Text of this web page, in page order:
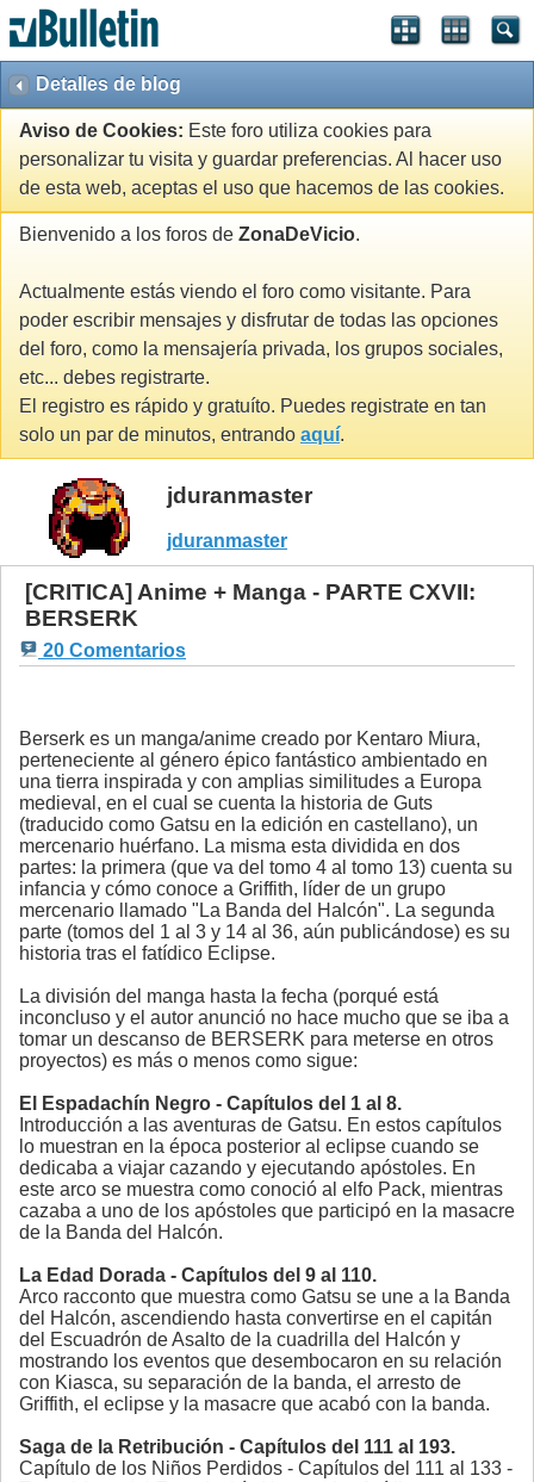
Detalles de blog
Aviso de Cookies: Este foro utiliza cookies para
personalizar tu visita y guardar preferencias. Al hacer uso
de esta web, aceptas el uso que hacemos de las cookies.
Bienvenido a los foros de ZonaDeVicio.
Actualmente estás viendo el foro como visitante. Para
poder escribir mensajes y disfrutar de todas las opciones
del foro, como la mensajería privada, los grupos sociales,
etc... debes registrarte.
El registro es rápido y gratuíto. Puedes registrate en tan
solo un par de minutos, entrando aquí.
jduranmaster
jduranmaster
[CRITICA] Anime + Manga - PARTE CXVII:
BERSERK
20 Comentarios
Berserk es un manga/anime creado por Kentaro Miura,
perteneciente al género épico fantástico ambientado en
una tierra inspirada y con amplias similitudes a Europa
medieval, en el cual se cuenta la historia de Guts
(traducido como Gatsu en la edición en castellano), un
mercenario huérfano. La misma esta dividida en dos
partes: la primera (que va del tomo 4 al tomo 13) cuenta su
infancia y cómo conoce a Griffith, líder de un grupo
mercenario llamado "La Banda del Halcón". La segunda
parte (tomos del 1 al 3 y 14 al 36, aún publicándose) es su
historia tras el fatídico Eclipse.
La división del manga hasta la fecha (porqué está
inconcluso y el autor anunció no hace mucho que se iba a
tomar un descanso de BERSERK para meterse en otros
proyectos) es más o menos como sigue:
El Espadachín Negro - Capítulos del 1 al 8.
Introducción a las aventuras de Gatsu. En estos capítulos
lo muestran en la época posterior al eclipse cuando se
dedicaba a viajar cazando y ejecutando apóstoles. En
este arco se muestra como conoció al elfo Pack, mientras
cazaba a uno de los apóstoles que participó en la masacre
de la Banda del Halcón.
La Edad Dorada - Capítulos del 9 al 110.
Arco racconto que muestra como Gatsu se une a la Banda
del Halcón, ascendiendo hasta convertirse en el capitán
del Escuadrón de Asalto de la cuadrilla del Halcón y
mostrando los eventos que desembocaron en su relación
con Kiasca, su separación de la banda, el arresto de
Griffith, el eclipse y la masacre que acabó con la banda.
Saga de la Retribución - Capítulos del 111 al 193.
Capítulo de los Niños Perdidos - Capítulos del 111 al 133 -